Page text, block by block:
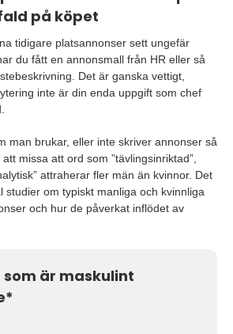
på köpet
tidigare platsannonser sett ungefär
du fått en annonsmall från HR eller så
Det är ganska vettigt,
inte är din enda uppgift som chef
man brukar, eller inte skriver annonser så
missa att ord som ”tävlingsinriktad”,
attraherar fler män än kvinnor. Det
studier om typiskt manliga och kvinnliga
och hur de påverkat inflödet av
som är maskulint